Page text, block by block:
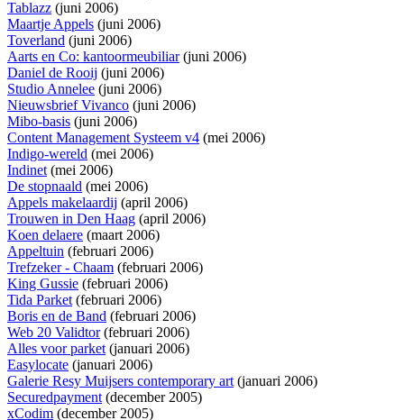
Tablazz (juni 2006)
Maartje Appels (juni 2006)
Toverland (juni 2006)
Aarts en Co: kantoormeubiliar(juni 2006)
Daniel de Rooij (juni 2006)
Studio Annelee (juni 2006)
Nieuwsbrief Vivanco (juni 2006)
Mibo-basis (juni 2006)
Content Management Systeem v4 (mei 2006)
Indigo-wereld (mei 2006)
Indinet(mei 2006)
De stopnaald (mei 2006)
Appels makelaardij (april 2006)
Trouwen in Den Haag (april 2006)
Koen delaere (maart 2006)
Appeltuin (februari 2006)
Trefzeker - Chaam (februari 2006)
King Gussie (februari 2006)
Tida Parket(februari 2006)
Boris en de Band (februari 2006)
Web 20 Validtor(februari 2006)
Alles voor parket(januari 2006)
Easylocate (januari 2006)
Galerie Resy Muijsers contemporary art(januari 2006)
Securedpayment(december 2005)
xCodim (december 2005)